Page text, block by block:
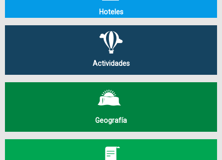
Hoteles
Actividades
Geografía